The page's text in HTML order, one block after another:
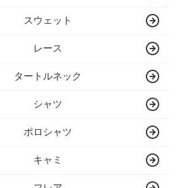
スウェット
レース
タートルネック
シャツ
ポロシャツ
キャミ